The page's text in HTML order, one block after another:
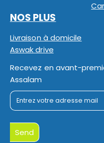
NOS PLUS
Livraison à domicile
Aswak drive
Recevez en avant-
Assalam